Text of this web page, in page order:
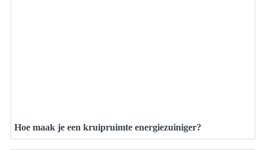
Hoe maak je een kruipruimte energiezuiniger?